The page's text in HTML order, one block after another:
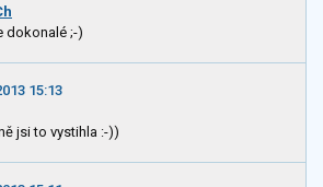
dokonalé ;-)
15:13
jsi to vystihla :-))